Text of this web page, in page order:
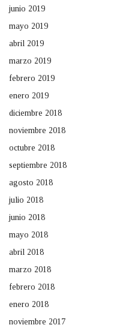
junio 2019
mayo 2019
abril 2019
marzo 2019
febrero 2019
enero 2019
diciembre 2018
noviembre 2018
octubre 2018
septiembre 2018
agosto 2018
julio 2018
junio 2018
mayo 2018
abril 2018
marzo 2018
febrero 2018
enero 2018
noviembre 2017